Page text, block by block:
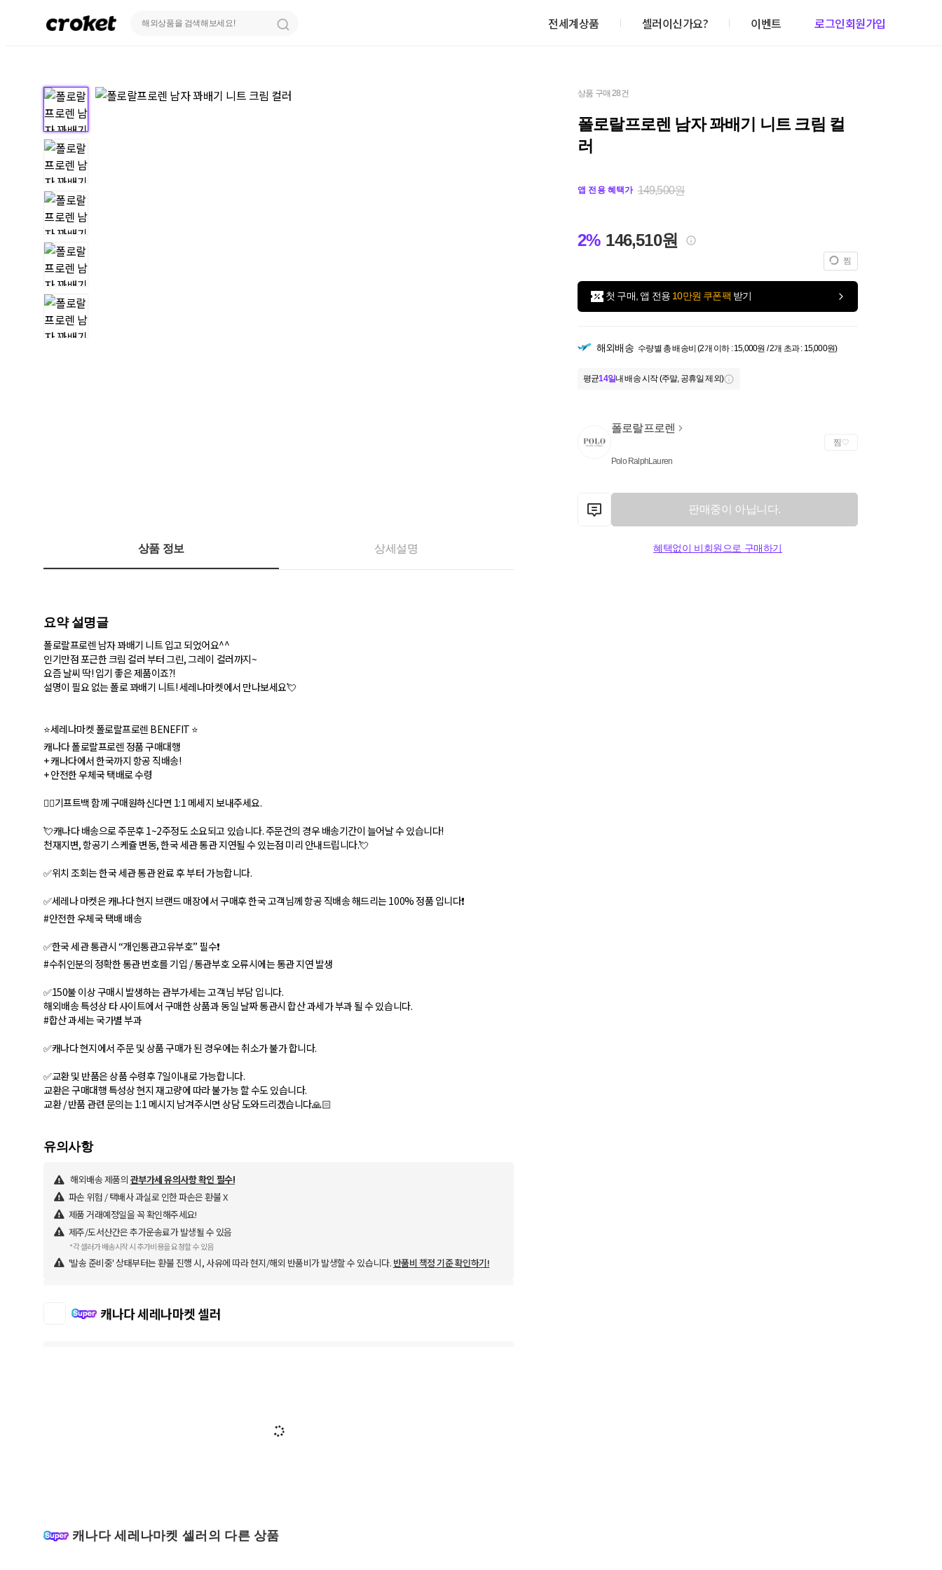
전세계상품 셀러이신가요? 이벤트 로그인회원가입
상품 구매 28건
폴로랄프로렌 남자 꽈배기 니트 크림 컬
러
앱 전용 혜택가 149,500원
2% 146,510원
찜
첫 구매, 앱 전용 10만원 쿠폰팩 받기
해외배송 수량별 총 배송비 (2개 이하 : 15,000원 / 2개 초과 : 15,000원)
평균14일내 배송 시작 (주말, 공휴일 제외)
폴로랄프로렌
Polo RalphLauren
찜
판매중이 아닙니다.
혜택없이 비회원으로 구매하기
상품 정보 상세설명
요약 설명글
폴로랄프로렌 남자 꽈배기 니트 입고 되었어요^^
인기만점 포근한 크림 컬러 부터 그린, 그레이 컬러까지~
요즘 날씨 딱! 입기 좋은 제품이죠?!
설명이 필요 없는 폴로 꽈배기 니트! 세레나마켓에서 만나보세요💘
⭐세레나마켓 폴로랄프로렌 BENEFIT ⭐
캐나다 폴로랄프로렌 정품 구매대행
+ 캐나다에서 한국까지 항공 직배송!
+ 안전한 우체국 택배로 수령
💁‍♀️기프트백 함께 구매원하신다면 1:1 메세지 보내주세요.
💘캐나다 배송으로 주문후 1~2주정도 소요되고 있습니다. 주문건의 경우 배송기간이 늘어날 수 있습니다!
천재지변, 항공기 스케쥴 변동, 한국 세관 통관 지연될 수 있는점 미리 안내드립니다.💘
✅위치 조회는 한국 세관 통관 완료 후 부터 가능합니다.
✅세레나 마켓은 캐나다 현지 브랜드 매장에서 구매후 한국 고객님께 항공 직배송 해드리는 100% 정품 입니다❗
#안전한 우체국 택배 배송
✅한국 세관 통관시 “개인통관고유부호” 필수❗
#수취인분의 정확한 통관 번호를 기입 / 통관부호 오류시에는 통관 지연 발생
✅150불 이상 구매시 발생하는 관부가세는 고객님 부담 입니다.
해외배송 특성상 타 사이트에서 구매한 상품과 동일 날짜 통관시 합산 과세가 부과 될 수 있습니다.
#합산 과세는 국가별 부과
✅캐나다 현지에서 주문 및 상품 구매가 된 경우에는 취소가 불가 합니다.
✅교환 및 반품은 상품 수령후 7일이내로 가능합니다.
교환은 구매대행 특성상 현지 재고량에 따라 불가능 할 수도 있습니다.
교환 / 반품 관련 문의는 1:1 메시지 남겨주시면 상담 도와드리겠습니다🙏🏻
유의사항
해외배송 제품의 관부가세 유의사항 확인 필수!
파손 위험 / 택배사 과실로 인한 파손은 환불 X
제품 거래예정일을 꼭 확인해주세요!
제주/도서산간은 추가운송료가 발생될 수 있음
*각 셀러가 배송시작 시 추가비용을 요청할 수 있음
'발송 준비중' 상태부터는 환불 진행 시, 사유에 따라 현지/해외 반품비가 발생할 수 있습니다. 반품비 책정 기준 확인하기!
캐나다 세레나마켓 셀러
캐나다 세레나마켓 셀러의 다른 상품